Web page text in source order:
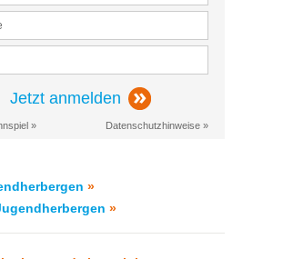
Jetzt anmelden
» Datenschutzhinweise »
»
»